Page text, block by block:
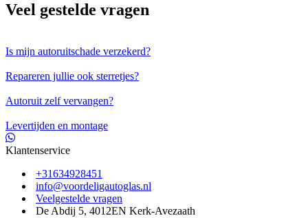
Veel gestelde vragen
Is mijn autoruitschade verzekerd?
Repareren jullie ook sterretjes?
Autoruit zelf vervangen?
Levertijden en montage
Klantenservice
+31634928451
info@voordeligautoglas.nl
Veelgestelde vragen
De Abdij 5, 4012EN Kerk-Avezaath